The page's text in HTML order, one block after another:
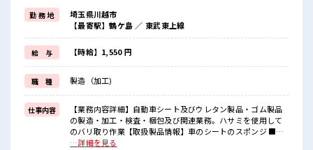
制服があるので、
毎日の服装の悩み解消♪
≪未経験OKの仕事≫
新しいことにチャレンジするのは不安だけど、
しっかり働く環境が整っています！
イチからスキルUP・ステップUP目指していきましょう！
≪自分に合った期間で働ける≫
福利厚生が整った派遣のお仕事です！
■職場の雰囲気
休憩室で楽しくランチ♪
時間があれば昼寝もしちゃおう！
ロッカーあり！
勤 務 地
埼玉県川越市
【最寄駅】鶴ケ島 ／ 東武東上線
給 与 【時給】1,550 円
職 種 製造（加工)
仕事内容
【業務内容詳細】自動車シート及びウレタン製品・ゴム製品
の製造・加工・検査・梱包及び関連業務。ハサミを使用して
のバリ取り作業【取扱製品情報】車のシートのスポンジ ■お
仕事PR ≪プライベートが充実する≫ 場合によってはお願いす
…詳細を見る